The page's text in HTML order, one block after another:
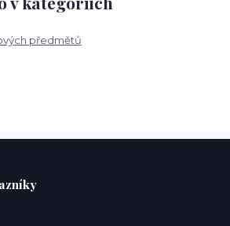
předmětů